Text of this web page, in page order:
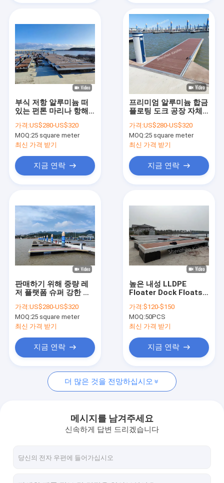
제품 소개
동영상
회사 소개
연락처
뉴스
알루미늄 부선거
손가락 선창
부식 저항 알루미늄 떠
있는 펀톤 마리나 항해
가 있는 떠 있는 도크
가격:US$280-US$320
MOQ:25 square meter
최신 가격 받기
지금 연락
프리미엄 알루미늄 합금
플로팅 도크 공장 자체
가격:US$280-US$320
MOQ:25 square meter
최신 가격 받기
지금 연락
판매하기 위해 중량 레
저 플랫폼 슈퍼 강한 떠
티치 떠있는 파티 펀턴
가격:US$280-US$320
MOQ:25 square meter
최신 가격 받기
지금 연락
높은 내성 LLDPE
Floater Dock Floats
미늄 합금 떠있는 펀톤
가격:$120-$150
MOQ:50PCS
최신 가격 받기
지금 연락
더 많은 것을 전망하십시오
메시지를 남겨주세요
신속하게 답변 드리겠습니다